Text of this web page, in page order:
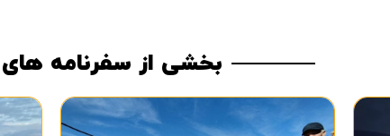
بخشی از سفرنامه